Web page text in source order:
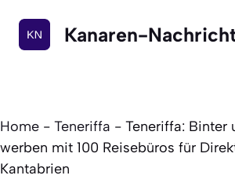
Inhalt
springen
Kanaren-
Home - Teneriffa - Teneriffa: Binter
werben mit 100 Reisebüros für
Kantabrien